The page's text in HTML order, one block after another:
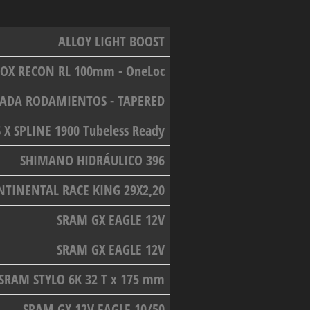
ALLOY LIGHT BOOST
RECON RL 100mm - OneLoc
RODAMIENTOS - TAPERED
X SPLINE 1900 Tubeless Ready
SHIMANO HIDRÁULICO 396
RACE KING 29X2,20
SRAM GX EAGLE 12V
SRAM GX EAGLE 12V
STYLO 6K 32 T x 175 mm